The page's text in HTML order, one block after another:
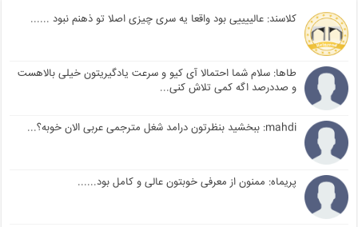
کلاسند: عالییییی بود واقعا یه سری چیزی اصلا تو ذهنم نبود ......
طاها: سلام شما احتمالا آی کیو و سرعت یادگیریتون خیلی بالاهست
و صددرصد اگه کمی تلاش کنی...
mahdi: ببخشید بنظرتون درامد شغل مترجمی عربی الان خوبه؟...
پریماه: ممنون از معرفی خوبتون عالی و کامل بود......